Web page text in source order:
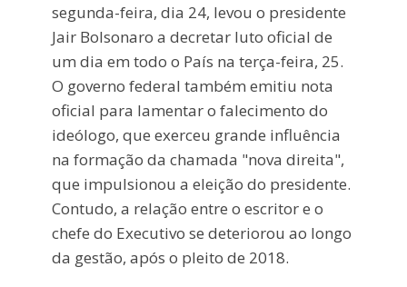
segunda-feira, dia 24, levou o presidente
Jair Bolsonaro a decretar luto oficial de
um dia em todo o País na terça-feira, 25.
O governo federal também emitiu nota
oficial para lamentar o falecimento do
ideólogo, que exerceu grande influência
na formação da chamada "nova direita",
que impulsionou a eleição do presidente.
Contudo, a relação entre o escritor e o
chefe do Executivo se deteriorou ao longo
da gestão, após o pleito de 2018.